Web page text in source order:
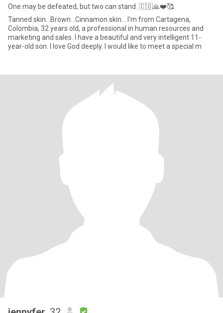
One may be defeated, but two can stand. 🇨🇴🙏❤️🥰
Tanned skin...Brown...Cinnamon skin... I'm from Cartagena,
Colombia, 32 years old, a professional in human resources and
marketing and sales. I have a beautiful and very intelligent 11-
year-old son. I love God deeply. I would like to meet a special m